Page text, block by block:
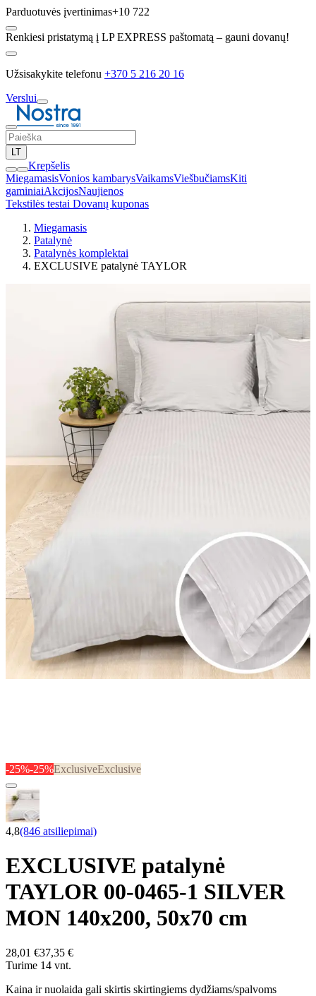
Parduotuvės įvertinimas+10 722
Renkiesi pristatymą į LP EXPRESS paštomatą – gauni dovanų!
Užsisakykite telefonu +370 5 216 20 16
Verslui
LT
Krepšelis
MiegamasisVonios kambarysVaikamsViešbučiamsKiti
gaminiaiAkcijosNaujienos
Tekstilės testai Dovanų kuponas
Miegamasis
Patalynė
Patalynės komplektai
EXCLUSIVE patalynė TAYLOR
-25%-25%ExclusiveExclusive
4,8(846 atsiliepimai)
EXCLUSIVE patalynė
TAYLOR 00-0465-1 SILVER
MON 140x200, 50x70 cm
28,01 €37,35 €
Turime 14 vnt.
Kaina ir nuolaida gali skirtis skirtingiems dydžiams/spalvoms